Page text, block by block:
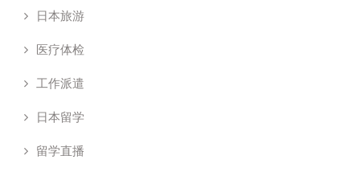
日本旅游
医疗体检
工作派遣
日本留学
留学直播